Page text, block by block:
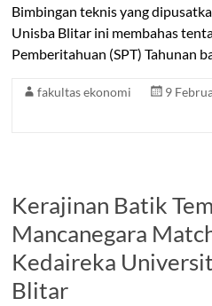
Bimbingan teknis yang
Unisba Blitar ini membahas
Pemberitahuan (SPT) Tahunan
fakultas ekonomi 9
Kerajinan Batik
Mancanegara
Kedaireka
Blitar